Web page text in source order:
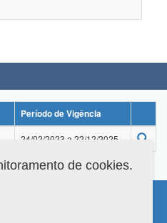
Período de Vigência
24/02/2023 a 22/12/2025
de cookies.